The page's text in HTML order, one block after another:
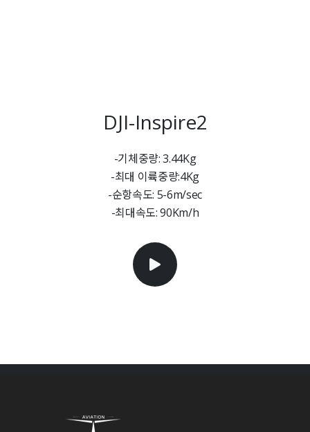
DJI-Inspire2
-기체중량: 3.44Kg
-최대 이륙중량:4Kg
-순항속도: 5-6m/sec
-최대속도: 90Km/h